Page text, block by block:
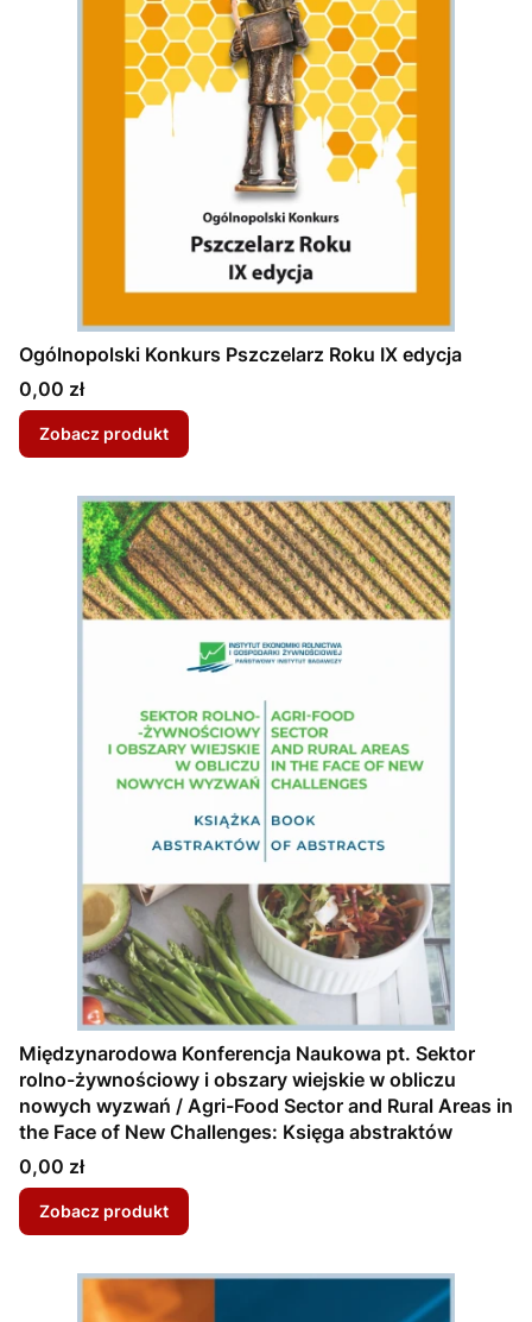
Ogólnopolski Konkurs Pszczelarz Roku IX edycja
Cena
0,00 zł
Zobacz produkt
Międzynarodowa Konferencja Naukowa pt. Sektor
rolno-żywnościowy i obszary wiejskie w obliczu
nowych wyzwań / Agri-Food Sector and Rural Areas in
the Face of New Challenges: Księga abstraktów
Cena
0,00 zł
Zobacz produkt